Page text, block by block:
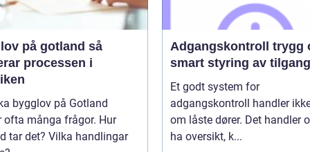
på gotland så
processen i
bygglov på Gotland
ofta många frågor. Hur
tar det? Vilka handlingar
Adgangskontroll trygg og
smart styring av
Et godt system for
adgangskontroll handler
om låste dører. Det handler
ha oversikt, k...